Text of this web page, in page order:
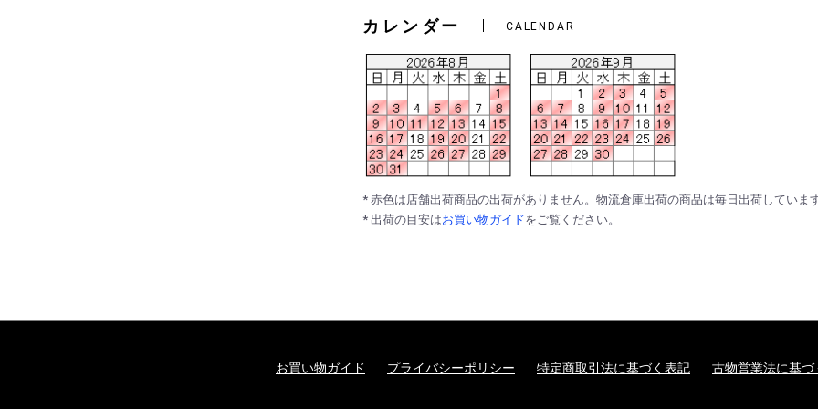
カレンダー CALENDAR
* 赤色は店舗出荷商品の出荷がありません。物流倉庫出荷の商品は毎日出荷しています
* 出荷の目安はお買い物ガイドをご覧ください。
お買い物ガイド プライバシーポリシー 特定商取引法に基づく表記 古物営業法に基づ